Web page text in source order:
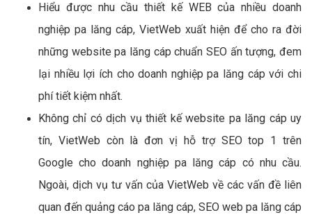
Hiểu được nhu cầu thiết kế WEB của nhiều doanh
nghiệp pa lăng cáp, VietWeb xuất hiện để cho ra đời
những website pa lăng cáp chuẩn SEO ấn tượng, đem
lại nhiều lợi ích cho doanh nghiệp pa lăng cáp với chi
phí tiết kiệm nhất.
Không chỉ có dịch vụ thiết kế website pa lăng cáp uy
tín, VietWeb còn là đơn vị hỗ trợ SEO top 1 trên
Google cho doanh nghiệp pa lăng cáp có nhu cầu.
Ngoài, dịch vụ tư vấn của VietWeb về các vấn đề liên
quan đến quảng cáo pa lăng cáp, SEO web pa lăng cáp